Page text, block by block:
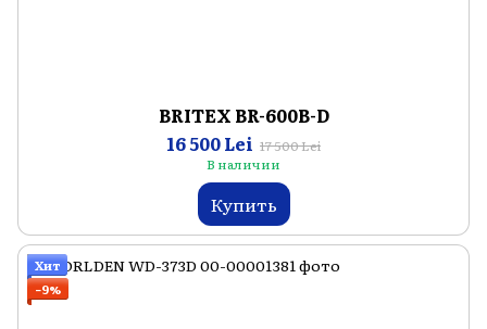
BRITEX BR-600B-D
16 500 Lei 17 500 Lei
В наличии
Купить
Хит
−9%